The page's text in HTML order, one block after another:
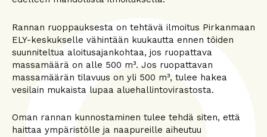
Rannan ruoppauksesta on tehtävä ilmoitus Pirkanmaan
ELY-keskukselle vähintään kuukautta ennen töiden
suunniteltua aloitusajankohtaa, jos ruopattava
massamäärä on alle 500 m³. Jos ruopattavan
massamäärän tilavuus on yli 500 m³, tulee hakea
vesilain mukaista lupaa aluehallintovirastosta.
Oman rannan kunnostaminen tulee tehdä siten, että
haittaa ympäristölle ja naapureille aiheutuu